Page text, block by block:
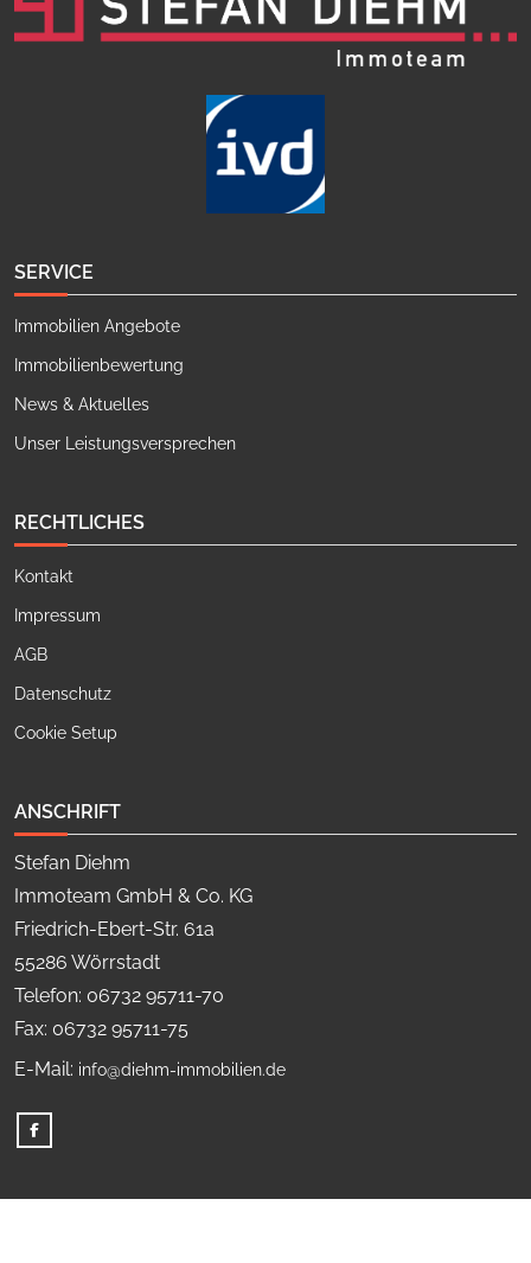
SERVICE
Immobilien Angebote
Immobilienbewertung
News & Aktuelles
Unser Leistungsversprechen
RECHTLICHES
Kontakt
Impressum
AGB
Datenschutz
Cookie Setup
ANSCHRIFT
Stefan Diehm
Immoteam GmbH & Co. KG
Friedrich-Ebert-Str. 61a
55286 Wörrstadt
Telefon: 06732 95711-70
Fax: 06732 95711-75
E-Mail: info@diehm-immobilien.de